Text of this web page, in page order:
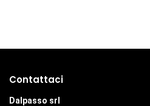
Contattaci
Dalpasso srl